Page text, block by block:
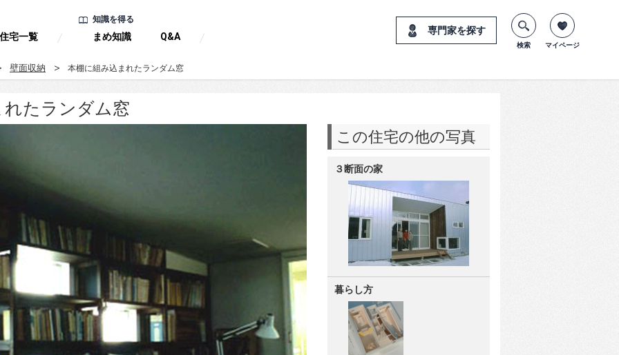
宅一覧
知識を得る
まめ知識 Q&A
専門家を探す
検索 マイページ
壁面収納 本棚に組み込まれたランダム窓
たランダム窓
この住宅の他の写真
３断面の家
暮らし方